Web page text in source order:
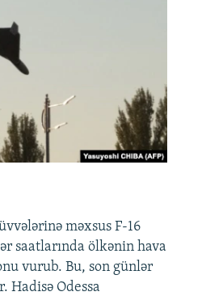
məxsus F-16
saatlarında ölkənin hava
vurub. Bu, son günlər
Hadisə Odessa